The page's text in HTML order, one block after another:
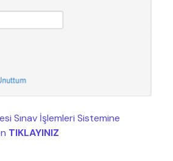
Sınav İşlemleri Sistemine
TIKLAYINIZ